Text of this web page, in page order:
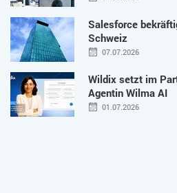
Salesforce
Schweiz
07.07.2026
Wildix setzt im
Agentin Wilma AI
01.07.2026